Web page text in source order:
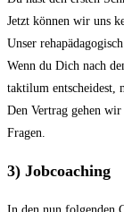
Jetzt können wir uns
Unser
Wenn du Dich nach
taktilum entscheidest,
Den Vertrag gehen
Fragen.
3) Jobcoaching